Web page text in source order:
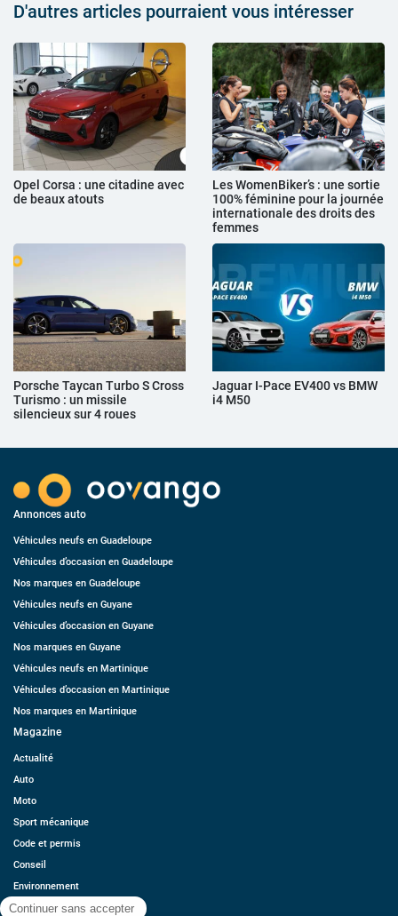
D'autres articles pourraient vous intéresser
Opel Corsa : une citadine avec
de beaux atouts
Les WomenBiker’s : une sortie
100% féminine pour la journée
internationale des droits des
femmes
Porsche Taycan Turbo S Cross
Turismo : un missile
silencieux sur 4 roues
Jaguar I-Pace EV400 vs BMW
i4 M50
Annonces auto
Véhicules neufs en Guadeloupe
Véhicules d’occasion en Guadeloupe
Nos marques en Guadeloupe
Véhicules neufs en Guyane
Véhicules d’occasion en Guyane
Nos marques en Guyane
Véhicules neufs en Martinique
Véhicules d’occasion en Martinique
Nos marques en Martinique
Magazine
Actualité
Auto
Moto
Sport mécanique
Code et permis
Conseil
Environnement
Économie